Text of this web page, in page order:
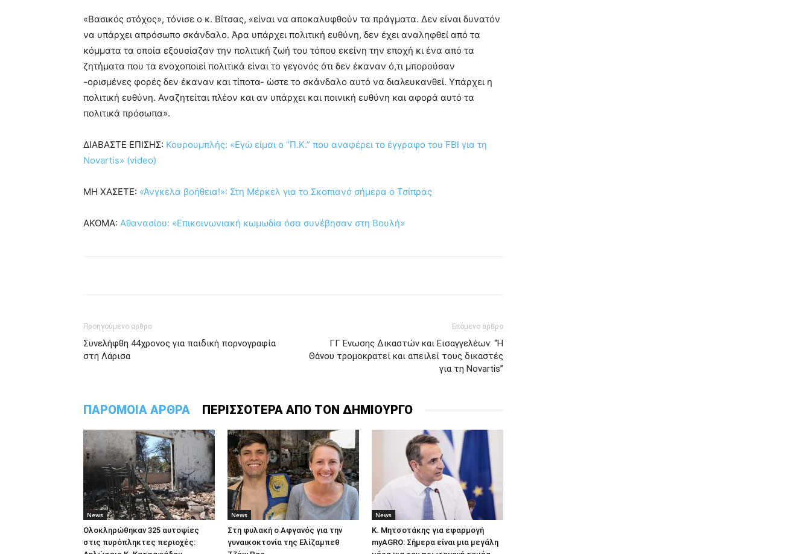
«Βασικός στόχος», τόνισε ο κ. Βίτσας, «είναι να αποκαλυφθούν τα πράγματα. Δεν είναι δυνατόν
να υπάρχει απρόσωπο σκάνδαλο. Άρα υπάρχει πολιτική ευθύνη, δεν έχει αναληφθεί από τα
κόμματα τα οποία εξουσίαζαν την πολιτική ζωή του τόπου εκείνη την εποχή κι ένα από τα
ζητήματα που τα ενοχοποιεί πολιτικά είναι το γεγονός ότι δεν έκαναν ό,τι μπορούσαν
-ορισμένες φορές δεν έκαναν και τίποτα- ώστε το σκάνδαλο αυτό να διαλευκανθεί. Υπάρχει η
πολιτική ευθύνη. Αναζητείται πλέον και αν υπάρχει και ποινική ευθύνη και αφορά αυτό τα
πολιτικά πρόσωπα».
ΔΙΑΒΑΣΤΕ ΕΠΙΣΗΣ: Κουρουμπλής: «Εγώ είμαι ο “Π.Κ.” που αναφέρει το έγγραφο του FBI για τη
Novartis» (video)
ΜΗ ΧΑΣΕΤΕ: «Άνγκελα βοήθεια!»: Στη Μέρκελ για το Σκοπιανό σήμερα ο Τσίπρας
ΑΚΟΜΑ: Αθανασίου: «Επικοινωνιακή κωμωδία όσα συνέβησαν στη Βουλή»
Προηγούμενο άρθρο
Συνελήφθη 44χρονος για παιδική πορνογραφία
στη Λάρισα
Επόμενο άρθρο
ΓΓ Ενωσης Δικαστών και Εισαγγελέων: “Η
Θάνου τρομοκρατεί και απειλεί τους δικαστές
για τη Novartis”
ΠΑΡΟΜΟΙΑ ΑΡΘΡΑ ΠΕΡΙΣΣΟΤΕΡΑ ΑΠΟ ΤΟΝ ΔΗΜΙΟΥΡΓΟ
News
Ολοκληρώθηκαν 325 αυτοψίες
στις πυρόπληκτες περιοχές:
News
Στη φυλακή ο Aφγανός για την
γυναικοκτονία της Ελίζαμπεθ
News
Κ. Μητσοτάκης για εφαρμογή
myAGRO: Σήμερα είναι μια μεγάλη